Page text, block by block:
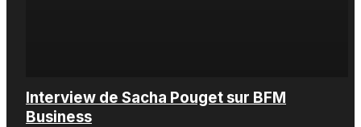
Interview de Sacha Pouget sur BFM
Business